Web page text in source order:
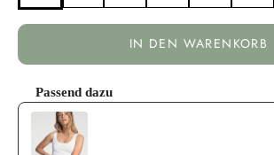
IN DEN WARENKORB
Passend dazu
Use the Previous and Next buttons to